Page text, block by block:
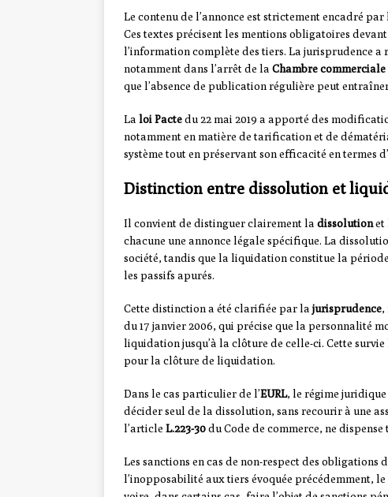
Le contenu de l’annonce est strictement encadré par
Ces textes précisent les mentions obligatoires
l’information complète des tiers. La jurisprudence
notamment dans l’arrêt de la Chambre
que l’absence de publication régulière peut
La loi Pactedu 22 mai 2019 a apporté des
notamment en matière de tarification et de
système tout en préservant son efficacité en termes
Distinction entre dissolution et
Il convient de distinguer clairement la dissolutionet
chacune une annonce légale spécifique. La
société, tandis que la liquidation constitue la
les passifs apurés.
Cette distinction a été clarifiée par la jurisprudence,
du 17 janvier 2006, qui précise que la personnalité
liquidation jusqu’à la clôture de celle-ci. Cette
pour la clôture de liquidation.
Dans le cas particulier de l’EURL, le régime juridique
décider seul de la dissolution, sans recourir à une
l’article L.223-30du Code de commerce, ne
Les sanctions en cas de non-respect des obligations
l’inopposabilité aux tiers évoquée précédemment, le